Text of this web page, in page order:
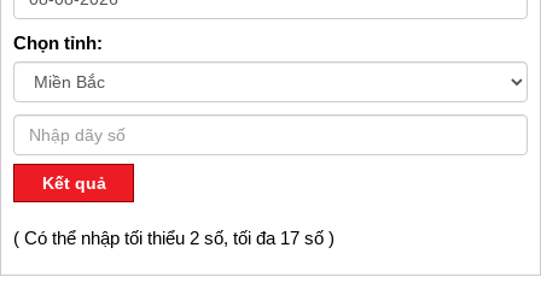
Chọn tỉnh:
Kết quả
( Có thể nhập tối thiểu 2 số, tối đa 17 số )